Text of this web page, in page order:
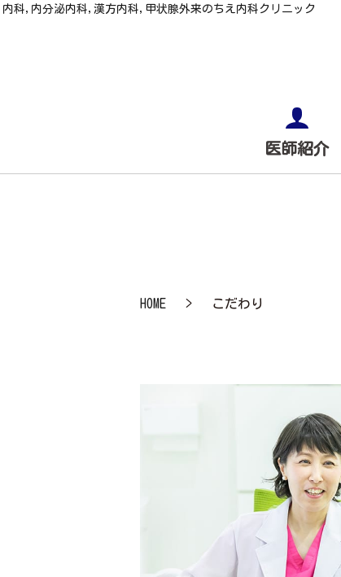
内科,内分泌内科,漢方内科,甲状腺外来のちえ内科クリニック
医師紹介
HOME こだわり